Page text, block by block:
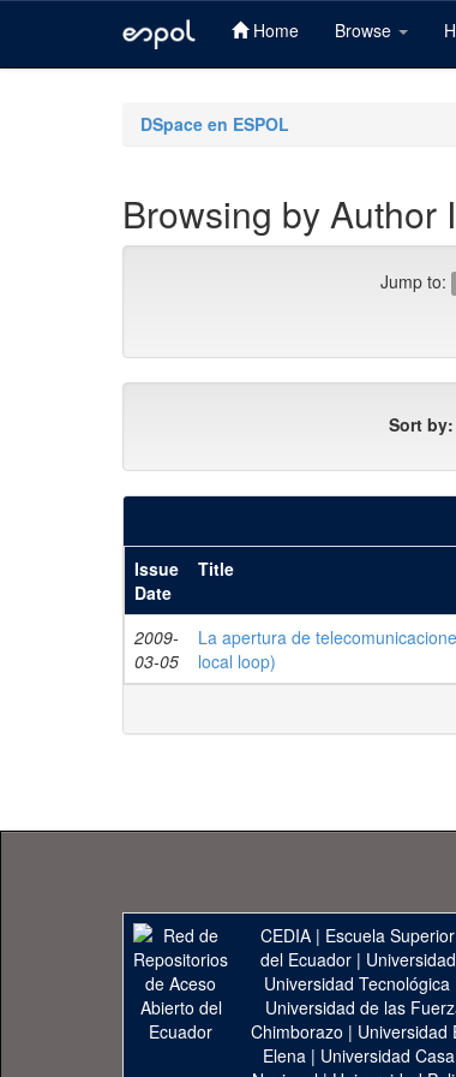
Home Browse
DSpace en ESPOL
Browsing by Author
Jump to:
Sort by:
Issue
Date
Title
2009-
03-05
La apertura de
local loop)
CEDIA | Escuela
del Ecuador|
Universidad Tecnológica
Universidad de las
Chimborazo | Universidad
Elena | Universidad